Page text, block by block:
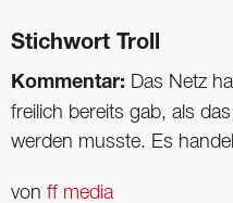
Stichwort Troll
Kommentar: Das Netz
freilich bereits gab, als
werden musste. Es
von ff media